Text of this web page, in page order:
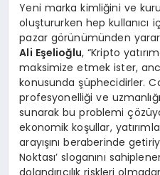
Yeni marka kimliğini ve
oluştururken hep kullanıcı
pazar görünümünden
Ali Eşelioğlu, “Kripto
maksimize etmek ister,
konusunda şüphecidirler.
profesyonelliği ve
sunarak bu problemi
ekonomik koşullar,
arayışını beraberinde
Noktası’ sloganını